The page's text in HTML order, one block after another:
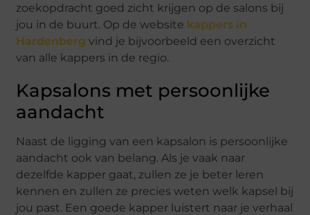
zoekopdracht goed zicht krijgen op de salons bij
jou in de buurt. Op de website kappers in
Hardenberg vind je bijvoorbeeld een overzicht
van alle kappers in de regio.
Kapsalons met persoonlijke
aandacht
Naast de ligging van een kapsalon is persoonlijke
aandacht ook van belang. Als je vaak naar
dezelfde kapper gaat, zullen ze je beter leren
kennen en zullen ze precies weten welk kapsel bij
jou past. Een goede kapper luistert naar je verhaal